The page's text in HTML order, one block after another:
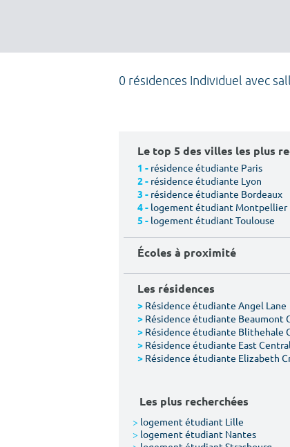
0 résidences Individuel avec
Le top 5 des villes les plus
1 - résidence étudiante Paris
2 - résidence étudiante Lyon
3 - résidence étudiante Bordeaux
4 - logement étudiant Montpellier
5 - logement étudiant Toulouse
Écoles à proximité
Les résidences
> Résidence étudiante Angel Lane
> Résidence étudiante Beaumont
> Résidence étudiante Blithehale
> Résidence étudiante East
> Résidence étudiante Elizabeth
Les plus recherchées
> logement étudiant Lille
> logement étudiant Nantes